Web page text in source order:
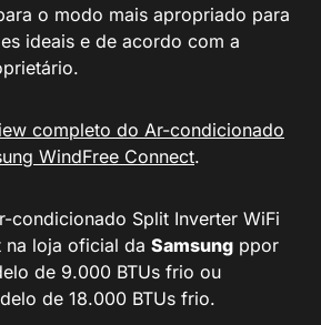
o modo mais apropriado para
ideais e de acordo com a
completo do Ar-condicionado
WindFree Connect.
condicionado Split Inverter WiFi
na loja oficial da Samsung ppor
de 9.000 BTUs frio ou
de 18.000 BTUs frio.